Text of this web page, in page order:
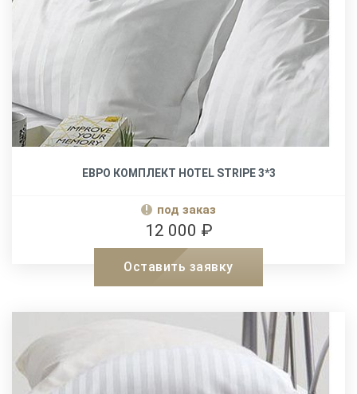
ЕВРО КОМПЛЕКТ HOTEL STRIPE 3*3
под заказ
12 000 ₽
Оставить заявку